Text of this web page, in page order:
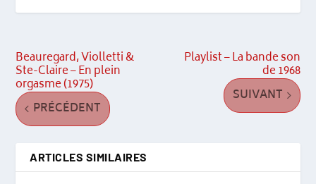
Beauregard, Violletti &
Ste-Claire – En plein
orgasme (1975)
PRÉCÉDENT
Playlist – La bande son
de 1968
SUIVANT
ARTICLES SIMILAIRES